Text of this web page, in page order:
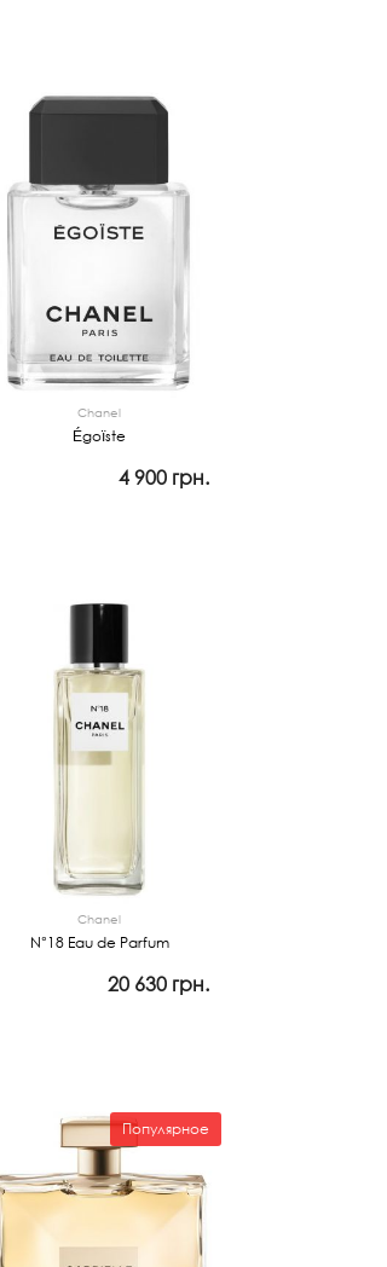
Chanel
Égoïste
4 900 грн.
Chanel
N°18 Eau de Parfum
20 630 грн.
Популярное